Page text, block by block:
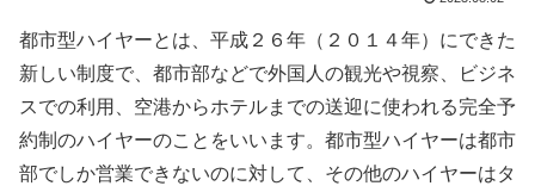
都市型ハイヤーとは、平成２６年（２０１４年）にできた
新しい制度で、都市部などで外国人の観光や視察、ビジネ
スでの利用、空港からホテルまでの送迎に使われる完全予
約制のハイヤーのことをいいます。都市型ハイヤーは都市
部でしか営業できないのに対して、その他のハイヤーはタ